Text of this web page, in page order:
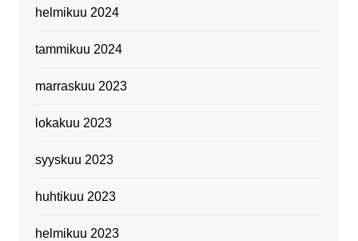
helmikuu 2024
tammikuu 2024
marraskuu 2023
lokakuu 2023
syyskuu 2023
huhtikuu 2023
helmikuu 2023